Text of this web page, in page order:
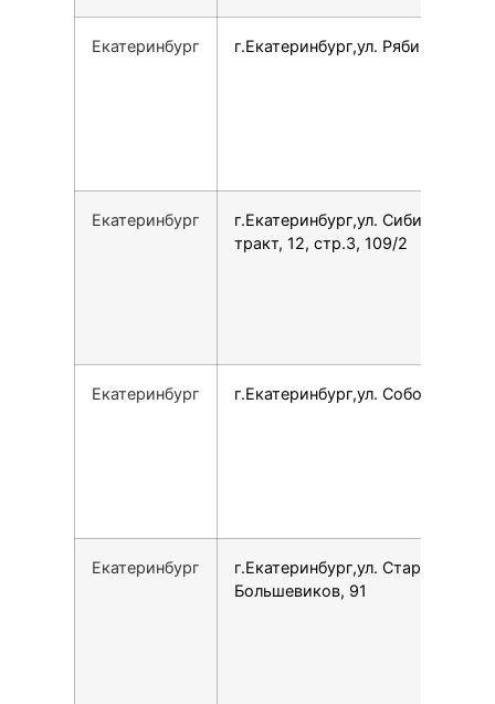
Екатеринбург г.Екатеринбург,ул. Рябинина, 29
Екатеринбург
г.Екатеринбург,ул. Сибирский
тракт, 12, стр.3, 109/2
Екатеринбург г.Екатеринбург,ул. Соболева, 5
Екатеринбург
г.Екатеринбург,ул. Старых
Большевиков, 91